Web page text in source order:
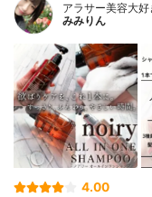
アラサー美容大好
みみりん
4.00